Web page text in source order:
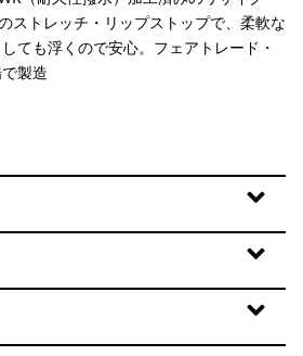
ストレッチ・リップストップで、柔軟な
ても浮くので安心。フェアトレード・
製造